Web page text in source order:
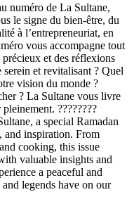
numéro de La Sultane,
le signe du bien-être, du
à l’entrepreneuriat, en
vous accompagne tout
et des réflexions
et revitalisant ? Quel
vision du monde ?
? La Sultane vous livre
????????
a special Ramadan
and inspiration. From
cooking, this issue
valuable insights and
a peaceful and
legends have on our